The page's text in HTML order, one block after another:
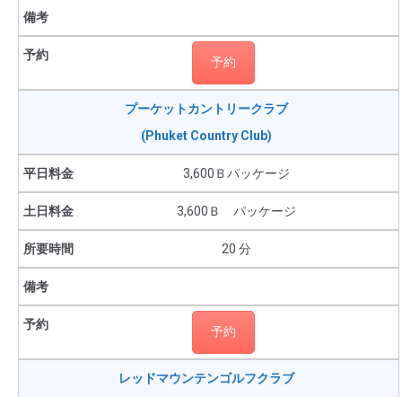
予約
プーケットカントリークラブ
(Phuket Country Club)
3,600Ｂパッケージ
3,600Ｂ パッケージ
20 分
予約
レッドマウンテンゴルフクラブ